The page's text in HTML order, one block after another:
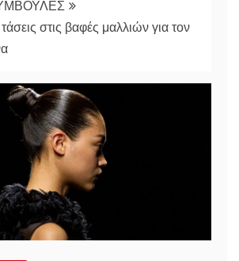
τάσεις στις βαφές μαλλιών για τον